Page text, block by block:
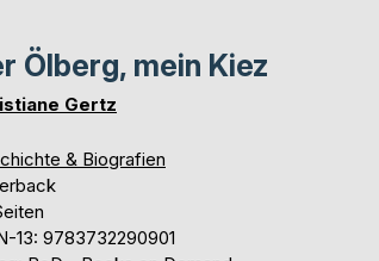
Ölberg, mein Kiez
Gertz
& Biografien
13: 9783732290901